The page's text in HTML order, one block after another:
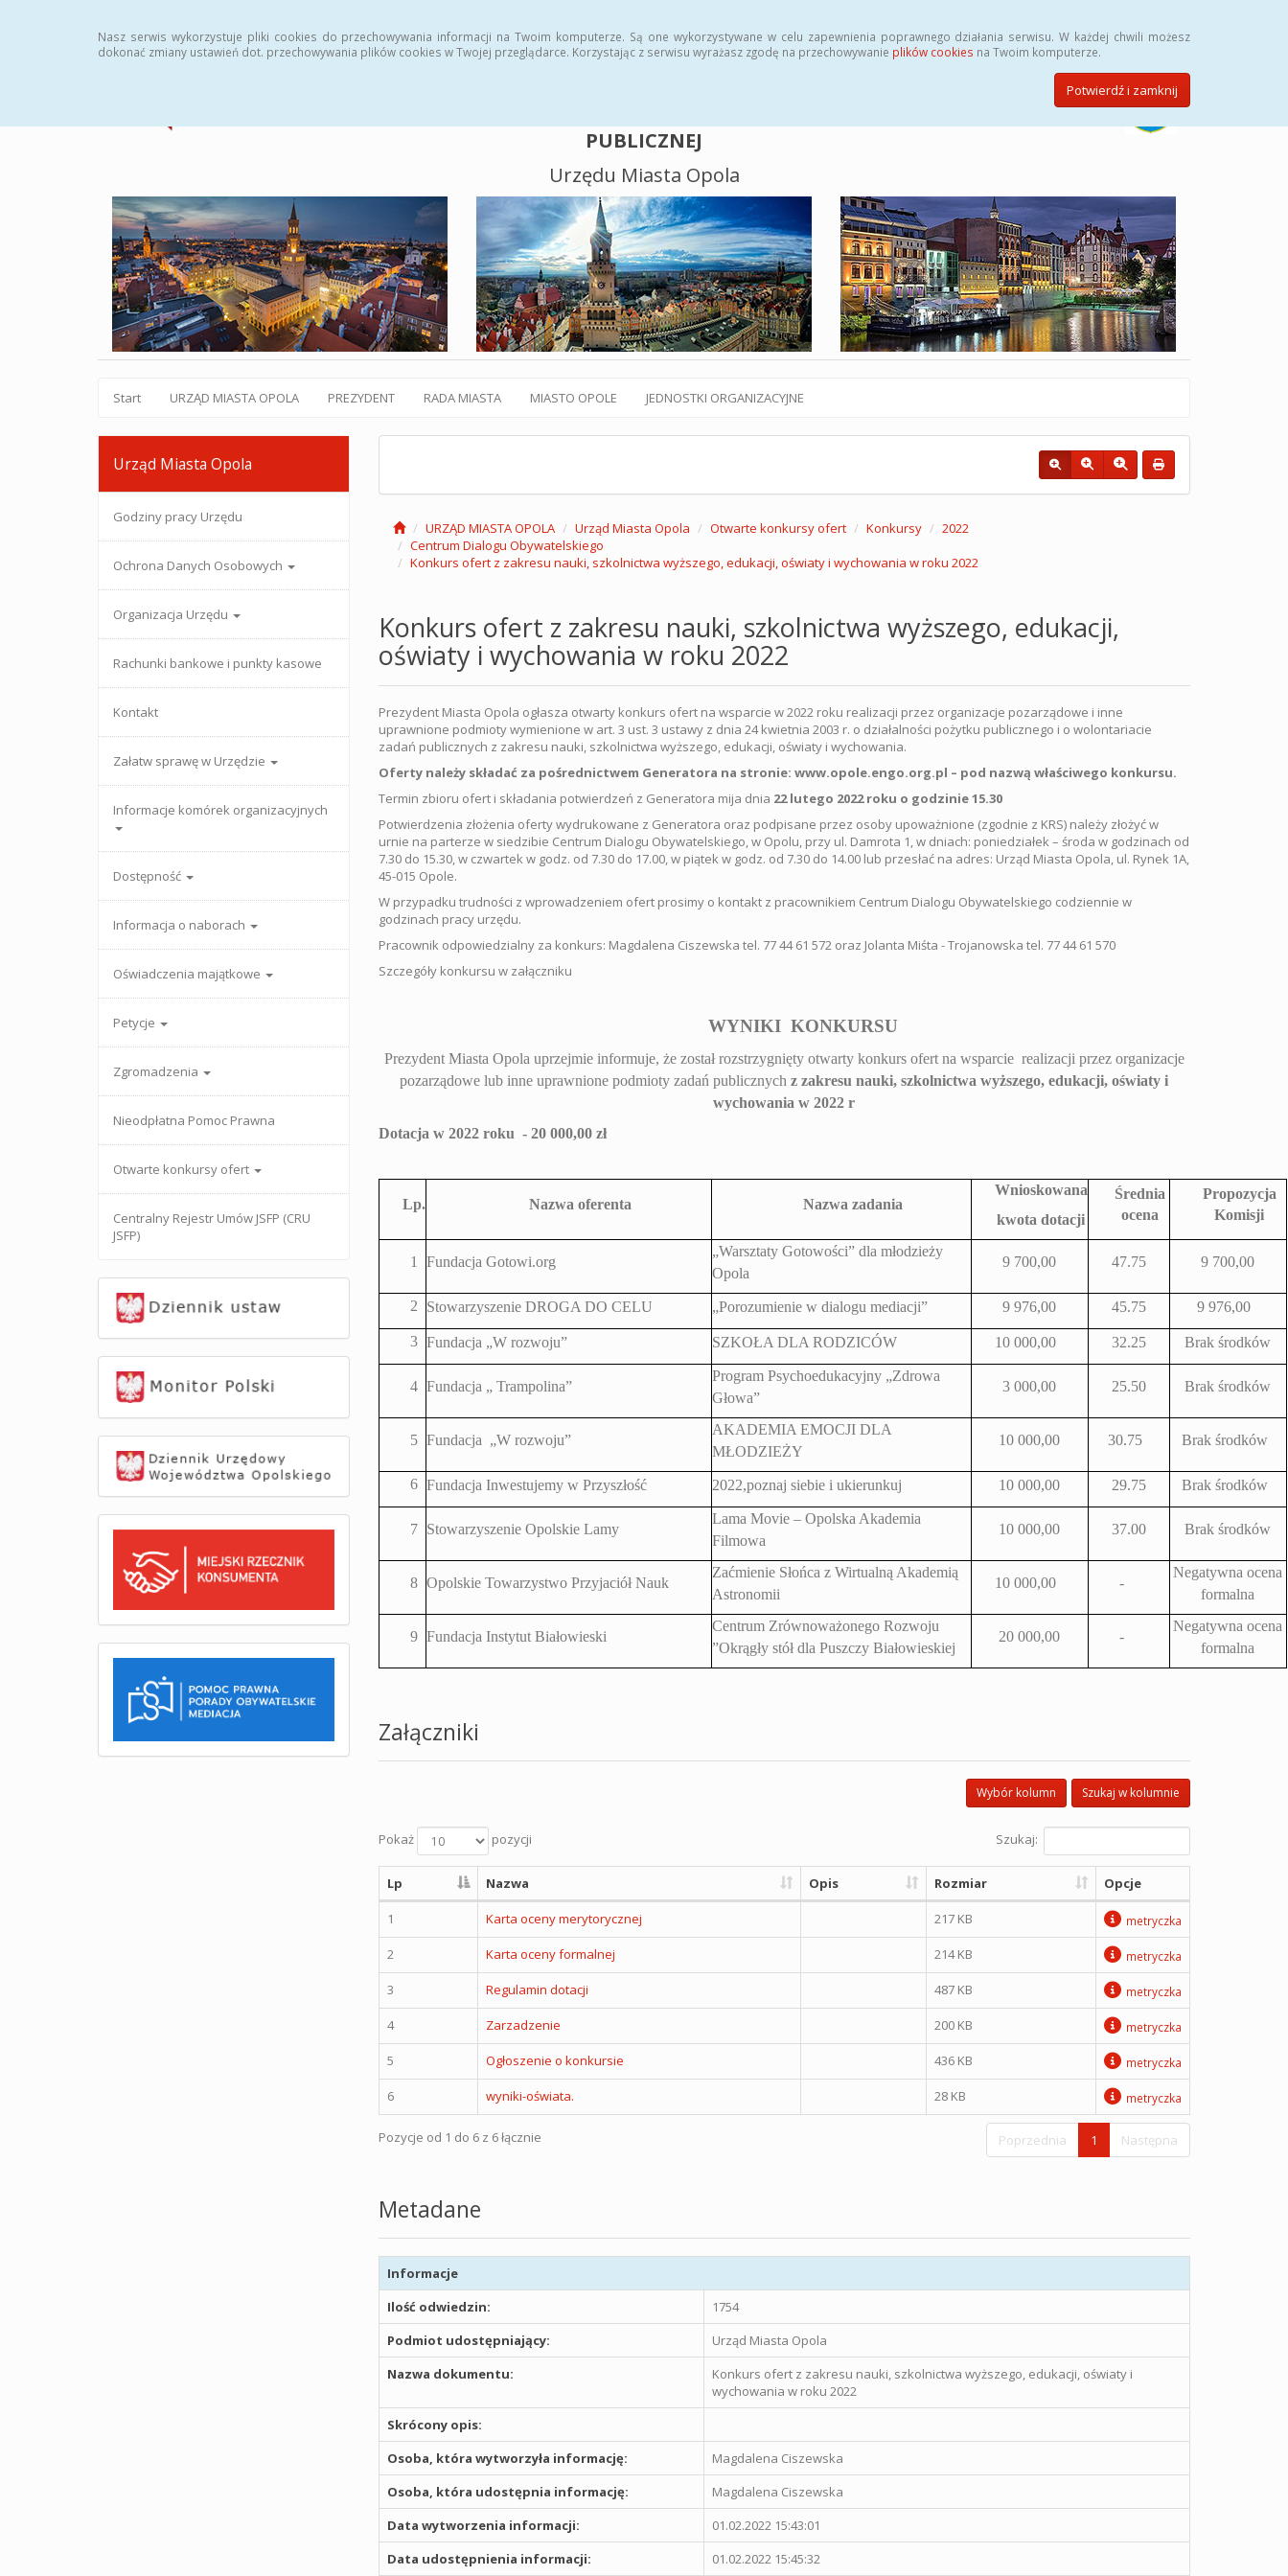
Nasz serwis wykorzystuje pliki cookies do przechowywania informacji na Twoim komputerze. Są one wykorzystywane w celu zapewnienia poprawnego działania serwisu. W każdej chwili możesz
dokonać zmiany ustawień dot. przechowywania plików cookies w Twojej przeglądarce. Korzystając z serwisu wyrażasz zgodę na przechowywanie plików cookies na Twoim komputerze.
Potwierdź i zamknij
PUBLICZNEJ
Urzędu Miasta Opola
Start URZĄD MIASTA OPOLA PREZYDENT RADA MIASTA MIASTO OPOLE JEDNOSTKI ORGANIZACYJNE
Urząd Miasta Opola
Godziny pracy Urzędu
Ochrona Danych Osobowych
Organizacja Urzędu
Rachunki bankowe i punkty kasowe
Kontakt
Załatw sprawę w Urzędzie
Informacje komórek organizacyjnych
Dostępność
Informacja o naborach
Oświadczenia majątkowe
Petycje
Zgromadzenia
Nieodpłatna Pomoc Prawna
Otwarte konkursy ofert
Centralny Rejestr Umów JSFP (CRU
JSFP)
URZĄD MIASTA OPOLA Urząd Miasta Opola Otwarte konkursy ofert Konkursy
2022
Centrum Dialogu Obywatelskiego
Konkurs ofert z zakresu nauki, szkolnictwa wyższego, edukacji, oświaty i wychowania w roku 2022
Konkurs ofert z zakresu nauki, szkolnictwa wyższego, edukacji,
oświaty i wychowania w roku 2022
Prezydent Miasta Opola ogłasza otwarty konkurs ofert na wsparcie w 2022 roku realizacji przez organizacje pozarządowe i inne
uprawnione podmioty wymienione w art. 3 ust. 3 ustawy z dnia 24 kwietnia 2003 r. o działalności pożytku publicznego i o wolontariacie
zadań publicznych z zakresu nauki, szkolnictwa wyższego, edukacji, oświaty i wychowania.
Oferty należy składać za pośrednictwem Generatora na stronie: www.opole.engo.org.pl – pod nazwą właściwego konkursu.
Termin zbioru ofert i składania potwierdzeń z Generatora mija dnia 22 lutego 2022 roku o godzinie 15.30
Potwierdzenia złożenia oferty wydrukowane z Generatora oraz podpisane przez osoby upoważnione (zgodnie z KRS) należy złożyć w
urnie na parterze w siedzibie Centrum Dialogu Obywatelskiego, w Opolu, przy ul. Damrota 1, w dniach: poniedziałek – środa w godzinach od
7.30 do 15.30, w czwartek w godz. od 7.30 do 17.00, w piątek w godz. od 7.30 do 14.00 lub przesłać na adres: Urząd Miasta Opola, ul. Rynek 1A,
45-015 Opole.
W przypadku trudności z wprowadzeniem ofert prosimy o kontakt z pracownikiem Centrum Dialogu Obywatelskiego codziennie w
godzinach pracy urzędu.
Pracownik odpowiedzialny za konkurs: Magdalena Ciszewska tel. 77 44 61 572 oraz Jolanta Miśta - Trojanowska tel. 77 44 61 570
Szczegóły konkursu w załączniku
WYNIKI KONKURSU
Prezydent Miasta Opola uprzejmie informuje, że został rozstrzygnięty otwarty konkurs ofert na wsparcie realizacji przez organizacje
pozarządowe lub inne uprawnione podmioty zadań publicznych z zakresu nauki, szkolnictwa wyższego, edukacji, oświaty i
wychowania w 2022 r
Dotacja w 2022 roku - 20 000,00 zł
Lp. Nazwa oferenta Nazwa zadania
Wnioskowana
kwota dotacji
Średnia
ocena
Propozycja
Komisji
1 Fundacja Gotowi.org
„Warsztaty Gotowości” dla młodzieży
Opola
9 700,00 47.75 9 700,00
2 Stowarzyszenie DROGA DO CELU „Porozumienie w dialogu mediacji” 9 976,00 45.75 9 976,00
3 Fundacja „W rozwoju” SZKOŁA DLA RODZICÓW 10 000,00 32.25 Brak środków
4 Fundacja „ Trampolina”
Program Psychoedukacyjny „Zdrowa
Głowa”
3 000,00 25.50 Brak środków
5 Fundacja „W rozwoju”
AKADEMIA EMOCJI DLA
MŁODZIEŻY
10 000,00 30.75 Brak środków
6 Fundacja Inwestujemy w Przyszłość 2022,poznaj siebie i ukierunkuj 10 000,00 29.75 Brak środków
7 Stowarzyszenie Opolskie Lamy
Lama Movie – Opolska Akademia
Filmowa
10 000,00 37.00 Brak środków
8 Opolskie Towarzystwo Przyjaciół Nauk
Zaćmienie Słońca z Wirtualną Akademią
Astronomii
10 000,00 -
Negatywna ocena
formalna
9 Fundacja Instytut Białowieski
Centrum Zrównoważonego Rozwoju
”Okrągły stół dla Puszczy Białowieskiej
20 000,00 -
Negatywna ocena
formalna
Załączniki
Szukaj w kolumnie
Wybór kolumn
Pokaż pozycji Szukaj:
Lp Nazwa Opis Rozmiar Opcje
1 Karta oceny merytorycznej 217 KB metryczka
2 Karta oceny formalnej 214 KB metryczka
3 Regulamin dotacji 487 KB metryczka
4 Zarzadzenie 200 KB metryczka
5 Ogłoszenie o konkursie 436 KB metryczka
6 wyniki-oświata. 28 KB metryczka
Pozycje od 1 do 6 z 6 łącznie Poprzednia 1 Następna
Metadane
Informacje
Ilość odwiedzin:
1754
Podmiot udostępniający:
Urząd Miasta Opola
Nazwa dokumentu:
Konkurs ofert z zakresu nauki, szkolnictwa wyższego, edukacji, oświaty i
wychowania w roku 2022
Skrócony opis:
Osoba, która wytworzyła informację:
Magdalena Ciszewska
Osoba, która udostępnia informację:
Magdalena Ciszewska
Data wytworzenia informacji:
01.02.2022 15:43:01
Data udostępnienia informacji:
01.02.2022 15:45:32